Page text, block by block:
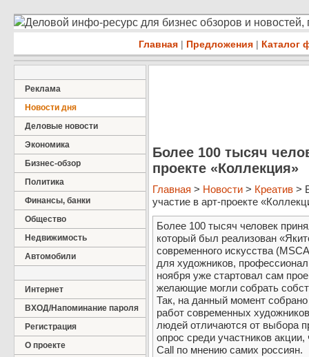
Деловой инфо-ресурс для бизнес обзоров и
Главная | Предложения | Каталог
Реклама
Новости дня
Деловые новости
Экономика
Бизнес-обзор
Политика
Финансы, банки
Общество
Недвижимость
Автомобили
Интернет
ВХОД/Напоминание пароля
Регистрация
О проекте
Более 100 тысяч
проекте «Коллекция»
Главная > Новости > Креатив >
участие в арт-проекте
Более 100 тысяч человек
который был реализован
современного искусства
для художников,
ноября уже стартовал сам
желающие могли собрать
Так, на данный момент
работ современных
людей отличаются от выбора
опрос среди участников
Call по мнению самих россиян.